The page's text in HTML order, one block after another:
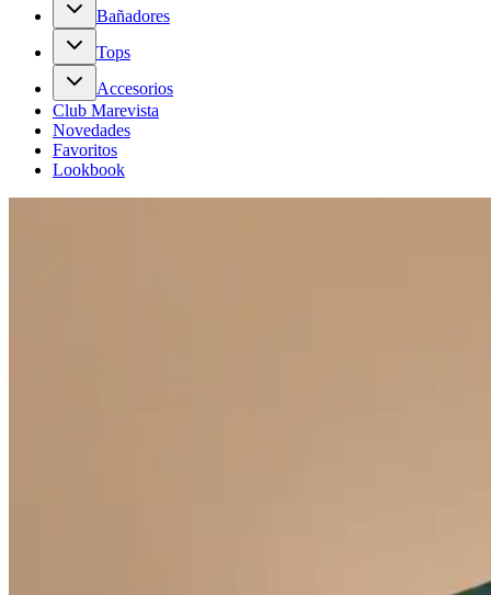
Bañadores
Tops
Accesorios
Club Marevista
Novedades
Favoritos
Lookbook